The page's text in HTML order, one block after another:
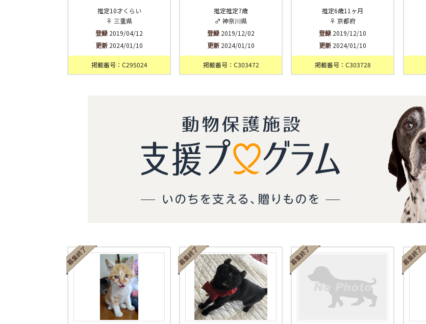
推定10才くらい
♀ 三重県
登録 2019/04/12
更新 2024/01/10
掲載番号：C295024
推定推定7歳
♂ 神奈川県
登録 2019/12/02
更新 2024/01/10
掲載番号：C303472
推定6歳11ヶ月
♀ 京都府
登録 2019/12/10
更新 2024/01/10
掲載番号：C303728